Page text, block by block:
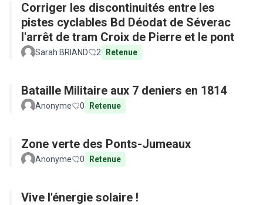
Corriger les discontinuités entre les
pistes cyclables Bd Déodat de Séverac
l'arrêt de tram Croix de Pierre et le pont
Sarah BRIAND 2 Retenue
Bataille Militaire aux 7 deniers en 1814
Anonyme 0 Retenue
Zone verte des Ponts-Jumeaux
Anonyme 0 Retenue
Vive l'énergie solaire !